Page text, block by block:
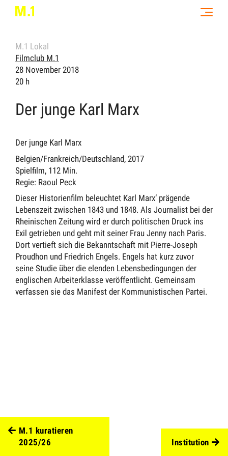
M.1 Lokal
Filmclub M.1
28 November 2018
20 h
Der junge Karl Marx
Der junge Karl Marx
Belgien/Frankreich/Deutschland, 2017
Spielfilm, 112 Min.
Regie: Raoul Peck
Dieser Historienfilm beleuchtet Karl Marx‘ prägende
Lebenszeit zwischen 1843 und 1848. Als Journalist bei der
Rheinischen Zeitung wird er durch politischen Druck ins
Exil getrieben und geht mit seiner Frau Jenny nach Paris.
Dort vertieft sich die Bekanntschaft mit Pierre-Joseph
Proudhon und Friedrich Engels. Engels hat kurz zuvor
seine Studie über die elenden Lebensbedingungen der
englischen Arbeiterklasse veröffentlicht. Gemeinsam
verfassen sie das Manifest der Kommunistischen Partei.
M.1 kuratieren
2025/26
Institution